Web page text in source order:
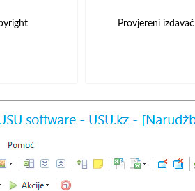
Provjereni izdavač